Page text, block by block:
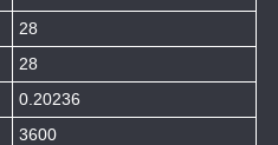
28
28
0.20236
3600